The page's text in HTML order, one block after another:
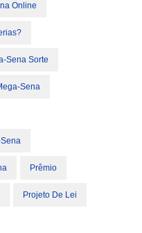
Online
Sena Sorte
Sena
Prêmio
Projeto De Lei